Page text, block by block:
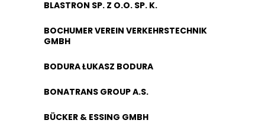
BLASTRON SP. Z O.O. SP. K.
BOCHUMER VEREIN VERKEHRSTECHNIK
GMBH
BODURA ŁUKASZ BODURA
BONATRANS GROUP A.S.
BÜCKER & ESSING GMBH